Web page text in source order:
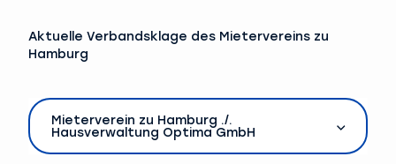
Aktuelle Verbandsklage des Mietervereins zu
Hamburg
Mieterverein zu Hamburg ./.
Hausverwaltung Optima GmbH